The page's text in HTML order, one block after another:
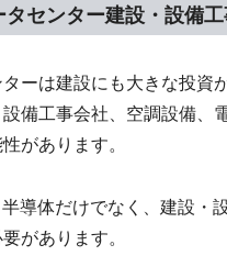
タセンター建設・設備
ーは建設にも大きな投資
備工事会社、空調設備、
があります。
導体だけでなく、建設・
があります。